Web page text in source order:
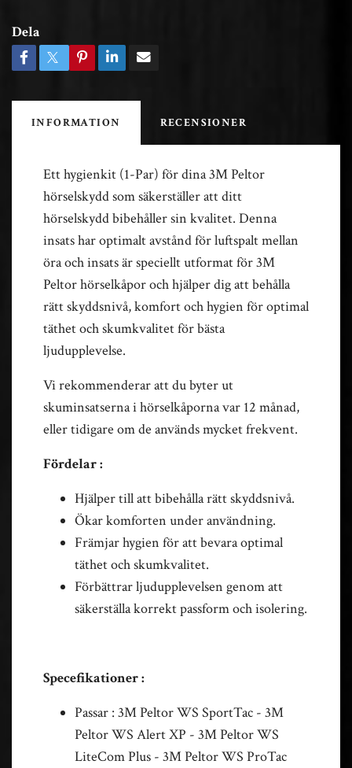
Dela
INFORMATION RECENSIONER
Ett hygienkit (1-Par) för dina 3M Peltor
hörselskydd som säkerställer att ditt
hörselskydd bibehåller sin kvalitet. Denna
insats har optimaltavstånd för luftspalt mellan
öra och insats är speciellt utformat för 3M
Peltor hörselkåpor och hjälper dig att behålla
rätt skyddsnivå, komfort och hygien för optimal
täthet och skumkvalitet för bästa
ljudupplevelse.
Vi rekommenderar att du byter ut
skuminsatserna i hörselkåporna var 12 månad,
eller tidigare om de används mycket frekvent.
Fördelar :
Hjälper till att bibehålla rätt skyddsnivå.
Ökar komforten under användning.
Främjar hygien för att bevara optimal
täthet och skumkvalitet.
Förbättrar ljudupplevelsen genom att
säkerställa korrekt passform och isolering.
Specefikationer :
Passar : 3M Peltor WS SportTac - 3M
Peltor WS Alert XP - 3M Peltor WS
LiteCom Plus - 3M Peltor WS ProTac